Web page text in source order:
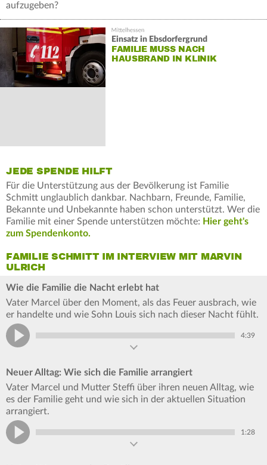
aufzugeben?
Einsatz in Ebsdorfergrund
FAMILIE MUSS NACH
HAUSBRAND IN KLINIK
JEDE SPENDE HILFT
Für die Unterstützung aus der Bevölkerung ist Familie
Schmitt unglaublich dankbar. Nachbarn, Freunde, Familie,
Bekannte und Unbekannte haben schon unterstützt. Wer die
Familie mit einer Spende unterstützen möchte: Hier geht's
zum Spendenkonto.
FAMILIE SCHMITT IM INTERVIEW MIT MARVIN
ULRICH
Wie die Familie die Nacht erlebt hat
Vater Marcel über den Moment, als das Feuer ausbrach, wie
er handelte und wie Sohn Louis sich nach dieser Nacht fühlt.
4:39
Neuer Alltag: Wie sich die Familie arrangiert
Vater Marcel und Mutter Steffi über ihren neuen Alltag, wie
es der Familie geht und wie sich in der aktuellen Situation
arrangiert.
1:28